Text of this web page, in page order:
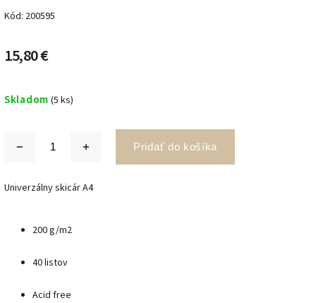
Kód: 200595
15,80 €
Skladom (5 ks)
Pridať do košíka
Univerzálny skicár A4
200 g/m2
40 listov
Acid free